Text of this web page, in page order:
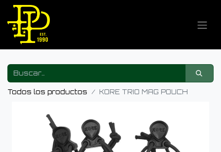
Todos los productos KORE TRIO MAG POUCH